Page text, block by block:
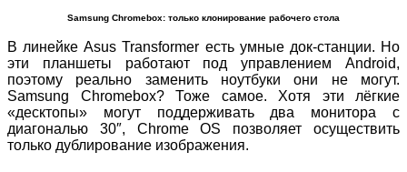
Samsung Chromebox: только клонирование рабочего стола
В линейке Asus Transformer есть умные док-станции. Но
эти планшеты работают под управлением Android,
поэтому реально заменить ноутбуки они не могут.
Samsung Chromebox? Тоже самое. Хотя эти лёгкие
«десктопы» могут поддерживать два монитора с
диагональю 30″, Chrome OS позволяет осуществить
только дублирование изображения.